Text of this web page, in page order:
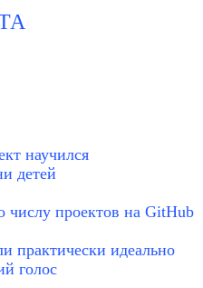
научился
детей
числу проектов на GitHub
практически идеально
голос